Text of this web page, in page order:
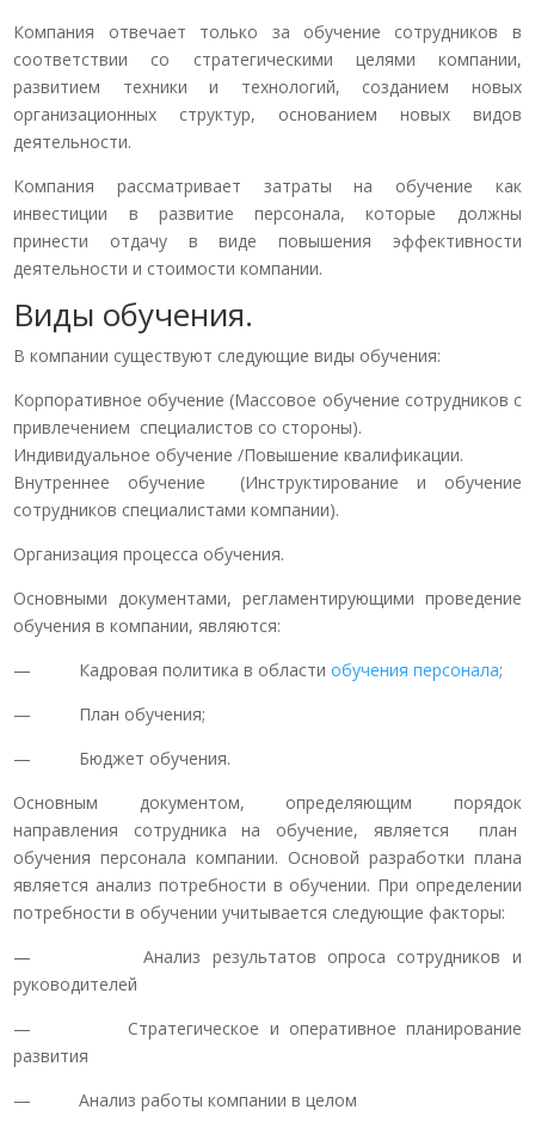
Компания отвечает только за обучение сотрудников в
соответствии со стратегическими целями компании,
развитием техники и технологий, созданием новых
организационных структур, основанием новых видов
деятельности.
Компания рассматривает затраты на обучение как
инвестиции в развитие персонала, которые должны
принести отдачу в виде повышения эффективности
деятельности и стоимости компании.
Виды обучения.
В компании существуют следующие виды обучения:
Корпоративное обучение (Массовое обучение сотрудников с
привлечением специалистов со стороны).
Индивидуальное обучение /Повышение квалификации.
Внутреннее обучение (Инструктирование и обучение
сотрудников специалистами компании).
Организация процесса обучения.
Основными документами, регламентирующими проведение
обучения в компании, являются:
— Кадровая политика в областиобучения персонала;
— План обучения;
— Бюджет обучения.
Основным документом, определяющим порядок
направления сотрудника на обучение, является план
обучения персонала компании. Основой разработки плана
является анализ потребности в обучении. При определении
потребности в обучении учитывается следующие факторы:
— Анализ результатов опроса сотрудников и
руководителей
— Стратегическое и оперативное планирование
развития
— Анализ работы компании в целом